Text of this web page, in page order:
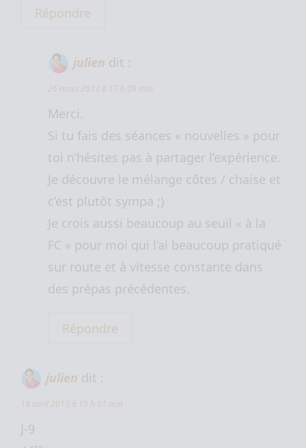
Répondre
julien dit :
26 mars 2013 à 17 h 09 min
Merci.
Si tu fais des séances « nouvelles » pour
toi n’hésites pas à partager l’expérience.
Je découvre le mélange côtes / chaise et
c’est plutôt sympa ;)
Je crois aussi beaucoup au seuil « à la
FC » pour moi qui l’ai beaucoup pratiqué
sur route et à vitesse constante dans
des prépas précédentes.
Répondre
julien dit :
18 avril 2013 à 15 h 01 min
J-9